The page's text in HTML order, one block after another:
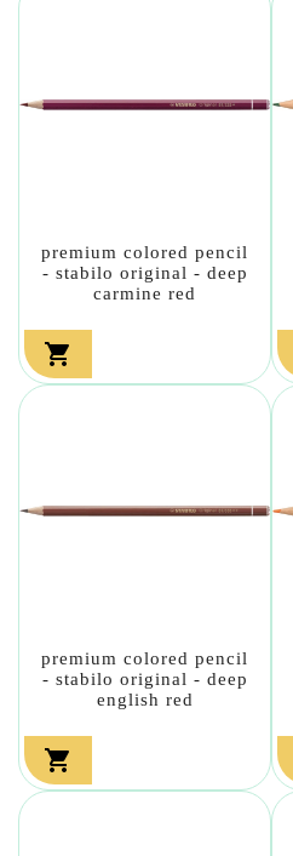
premium colored pencil
- stabilo original - deep
carmine red

premium colored pencil
- stabilo original - deep
english red
